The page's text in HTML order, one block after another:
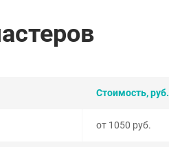
Стоимость, руб.
от 1050 руб.